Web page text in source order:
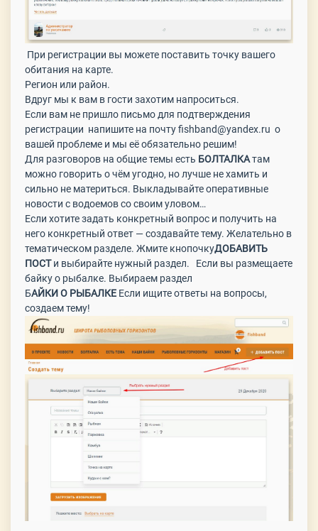
При регистрации вы можете поставить точку вашего
обитания на карте.
Регион или район.
Вдруг мы к вам в гости захотим напроситься.
Если вам не пришло письмо для подтверждения
регистрации напишите на почту fishband@yandex.ru о
вашей проблеме и мы её обязательно решим!
Для разговоров на общие темы есть БОЛТАЛКАтам
можно говорить о чём угодно, но лучше не хамить и
сильно не материться. Выкладывайте оперативные
новости с водоемов со своим уловом…
Если хотите задать конкретный вопрос и получить на
него конкретный ответ — создавайте тему. Желательно в
тематическом разделе. Жмите кнопочкуДОБАВИТЬ
ПОСТи выбирайте нужный раздел. Если вы размещаете
байку о рыбалке. Выбираем раздел
БАЙКИ О РЫБАЛКЕ Если ищите ответы на вопросы,
создаем тему!